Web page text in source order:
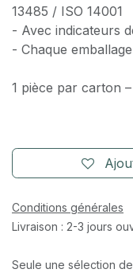
13485 / ISO 14001
- Avec indicateurs
- Chaque
1 pièce par carton
Conditions générales
Livraison : 2-3 jours
Seule une sélection